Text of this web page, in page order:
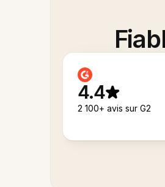
4.4
2 100+ avis sur G2